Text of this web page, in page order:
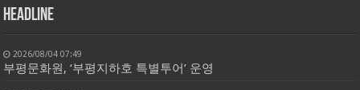
HEADLINE
2026/08/04 07:49
부평문화원, ‘부평지하호 특별투어’ 운영